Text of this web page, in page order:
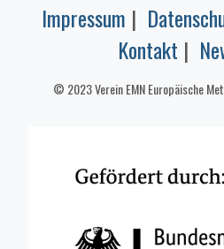
Impressum |
Kontakt |
© 2023 Verein EMN Europäische